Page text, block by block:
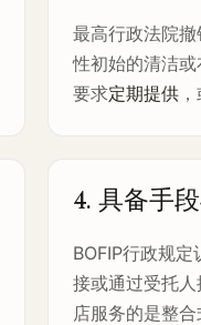
最高行政法院
性初始的清洁
要求定期提供，
4. 具备手
BOFIP行政规
接或通过受托
店服务的是整